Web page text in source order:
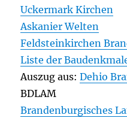
Uckermark Kirchen
Askanier Welten
Feldsteinkirchen
Liste der
Auszug aus:Dehio
BDLAM
Brandenburgisches